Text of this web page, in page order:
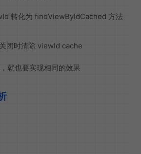
转化为 findViewByIdCached 方法
闭时清除 viewId cache
就也要实现相同的效果